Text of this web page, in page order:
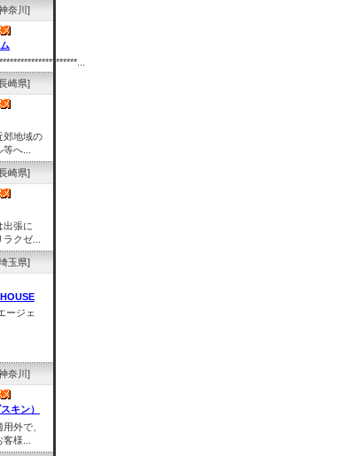
奈川]
崎県]
郊地域の
へ...
崎県]
出張に
クゼ...
玉県]
ージェ
奈川]
キン）
外で、
様...